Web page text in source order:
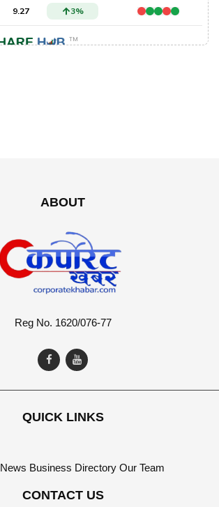
ABOUT
Reg No. 1620/076-77
QUICK LINKS
News Business Directory Our Team
CONTACT US